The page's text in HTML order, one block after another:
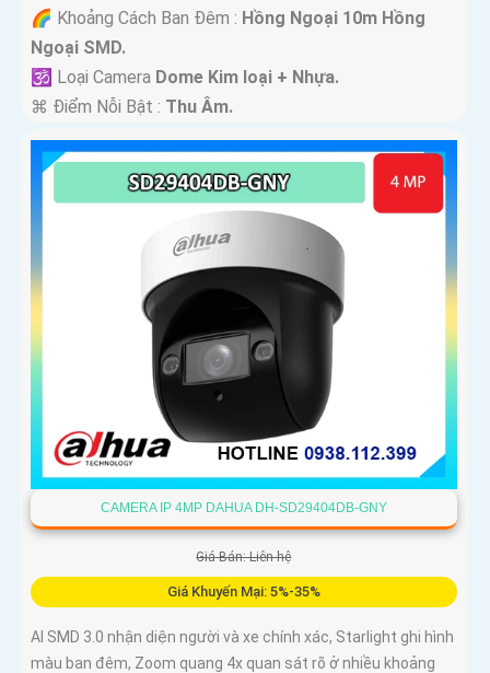
🌈 Khoảng Cách Ban Đêm : Hồng Ngoại 10m Hồng
Ngoại SMD.
🕉️ Loại Camera Dome Kim loại + Nhựa.
️⌘ Điểm Nỗi Bật : Thu Âm.
CAMERA IP 4MP DAHUA DH-SD29404DB-GNY
Giá Bán: Liên hệ
Giá Khuyến Mại: 5%-35%
AI SMD 3.0 nhận diện người và xe chính xác, Starlight ghi hình
màu ban đêm, Zoom quang 4x quan sát rõ ở nhiều khoảng